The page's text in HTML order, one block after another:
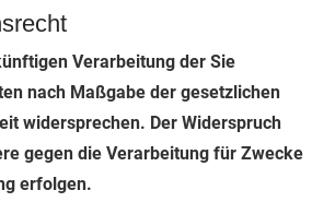
Verarbeitung der Sie
nach Maßgabe der gesetzlichen
widersprechen. Der Widerspruch
gegen die Verarbeitung für Zwecke
erfolgen.